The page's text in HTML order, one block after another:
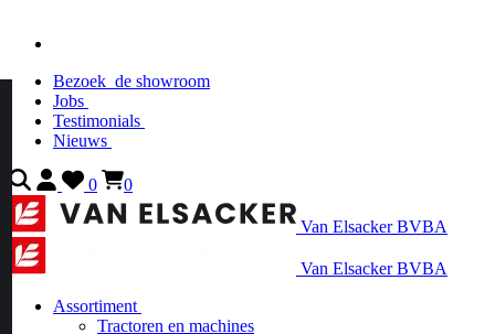
Bezoek de showroom
Jobs
Testimonials
Nieuws
0 0
Van Elsacker BVBA
Van Elsacker BVBA
Assortiment
Tractoren en machines